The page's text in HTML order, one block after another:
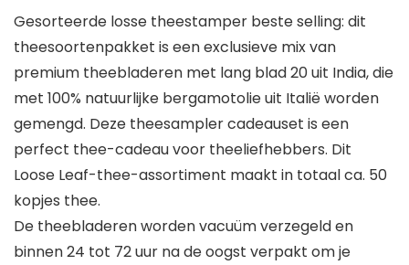
Gesorteerde losse theestamper beste selling: dit
theesoortenpakket is een exclusieve mix van
premium theebladeren met lang blad 20 uit India, die
met 100% natuurlijke bergamotolie uit Italië worden
gemengd. Deze theesampler cadeauset is een
perfect thee-cadeau voor theeliefhebbers. Dit
Loose Leaf-thee-assortiment maakt in totaal ca. 50
kopjes thee.
De theebladeren worden vacuüm verzegeld en
binnen 24 tot 72 uur na de oogst verpakt om je